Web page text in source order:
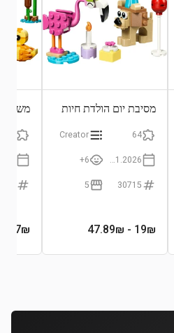
מסיבת יום הולדת חיות
64
Creator
6+
30715
5
19₪
- 47.89₪
משפחת
₪